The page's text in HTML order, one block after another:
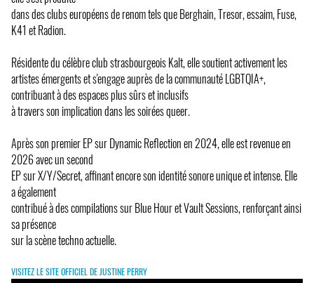
dans des clubs européens de renom tels que Berghain, Tresor, essaim, Fuse,
K41 et Radion.
Résidente du célèbre club strasbourgeois Kalt, elle soutient activement les
artistes émergents et s'engage auprès de la communauté LGBTQIA+,
contribuant à des espaces plus sûrs et inclusifs
à travers son implication dans les soirées queer.
Après son premier EP sur Dynamic Reflection en 2024, elle est revenue en
2026 avec un second
EP sur X/Y/Secret, affinant encore son identité sonore unique et intense. Elle
a également
contribué à des compilations sur Blue Hour et Vault Sessions, renforçant ainsi
sa présence
sur la scène techno actuelle.
VISITEZ LE SITE OFFICIEL DE JUSTINE PERRY